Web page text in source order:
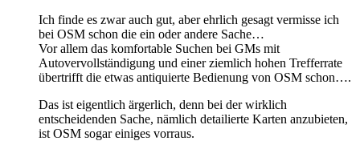
Ich finde es zwar auch gut, aber ehrlich gesagt vermisse ich
bei OSM schon die ein oder andere Sache…
Vor allem das komfortable Suchen bei GMs mit
Autovervollständigung und einer ziemlich hohen Trefferrate
übertrifft die etwas antiquierte Bedienung von OSM schon….
Das ist eigentlich ärgerlich, denn bei der wirklich
entscheidenden Sache, nämlich detailierte Karten anzubieten,
ist OSM sogar einiges vorraus.